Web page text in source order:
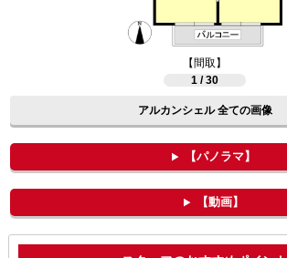
【間取】
1 / 30
アルカンシェル 全ての画像
【パノラマ】
【動画】